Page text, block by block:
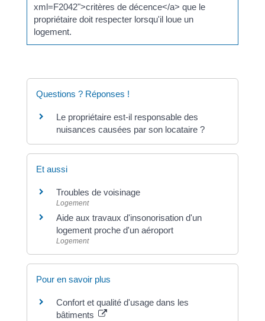
xml=F2042">critères de décence</a> que le
propriétaire doit respecter lorsqu'il loue un
logement.
Questions ? Réponses !
Le propriétaire est-il responsable des
nuisances causées par son locataire ?
Et aussi
Troubles de voisinage
Logement
Aide aux travaux d'insonorisation d'un
logement proche d'un aéroport
Logement
Pour en savoir plus
Confort et qualité d'usage dans les
bâtiments